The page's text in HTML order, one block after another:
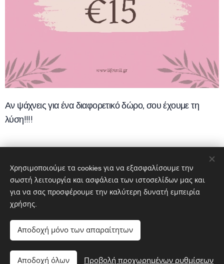
Αν ψάχνεις για ένα διαφορετικό δώρο, σου έχουμε τη
λύση!!!!
15,00€
Προσθήκη στο καλάθι
Powered byWebnode Cookies
Χρησιμοποιούμε τα cookies για να εξασφαλίσουμε την
σωστή λειτουργία και ασφάλεια των ιστοσελίδων μας και
για να σας προσφέρουμε την καλύτερη δυνατή εμπειρία
χρήσης.
Αποδοχή μόνο των απαραίτητων
Αποδοχή όλων Προβολή προχωρημένων ρυθμίσεων